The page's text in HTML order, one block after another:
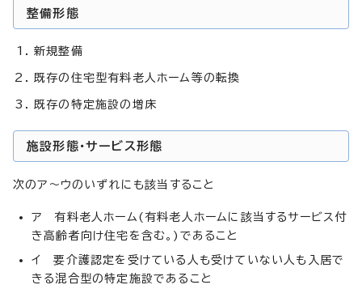
整備形態
新規整備
既存の住宅型有料老人ホーム等の転換
既存の特定施設の増床
施設形態・サービス形態
次のア～ウのいずれにも該当すること
ア 有料老人ホーム(有料老人ホームに該当するサービス付
き高齢者向け住宅を含む。)であること
イ 要介護認定を受けている人も受けていない人も入居で
きる混合型の特定施設であること